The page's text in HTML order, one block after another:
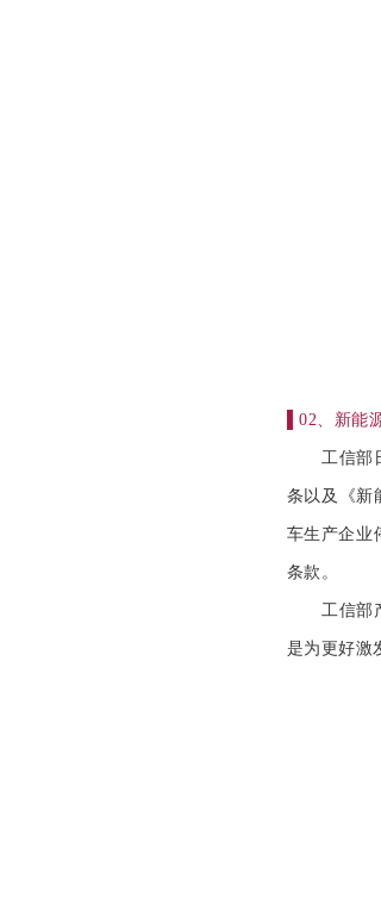
▌02、新能
工信部日
条以及《新
车生产企业
条款。
工信部产
是为更好激